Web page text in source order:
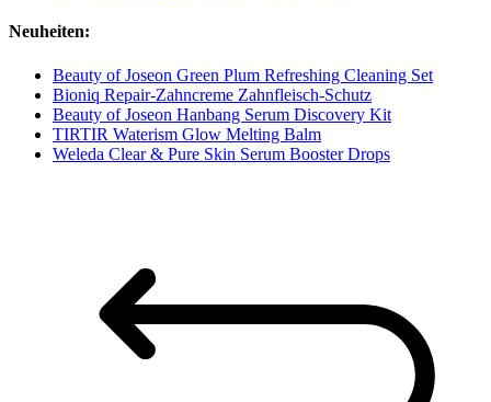
Neuheiten:
Beauty of Joseon Green Plum Refreshing Cleaning Set
Bioniq Repair-Zahncreme Zahnfleisch-Schutz
Beauty of Joseon Hanbang Serum Discovery Kit
TIRTIR Waterism Glow Melting Balm
Weleda Clear & Pure Skin Serum Booster Drops